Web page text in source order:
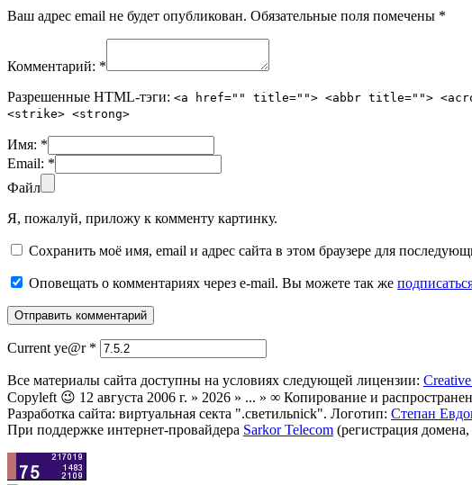
Ваш адрес email не будет опубликован. Обязательные поля помечены *
Комментарий: *
Разрешенные HTML-тэги: <a href="" title=""> <abbr title="">
<strike> <strong>
Имя: *
Email: *
Файл
Я, пожалуй, приложу к комменту картинку.
Сохранить моё имя, email и адрес сайта в этом браузере для
Оповещать о комментариях через e-mail. Вы можете так же
Current ye@r *
Все материалы сайта доступны на условиях следующей лицензии:
Copyleft 😉 12 августа 2006 г. » 2026 » ... » ∞ Копирование и
Разработка сайта: виртуальная секта ".светильnick". Логотип: Степан
При поддержке интернет-провайдера Sarkor Telecom (регистрация